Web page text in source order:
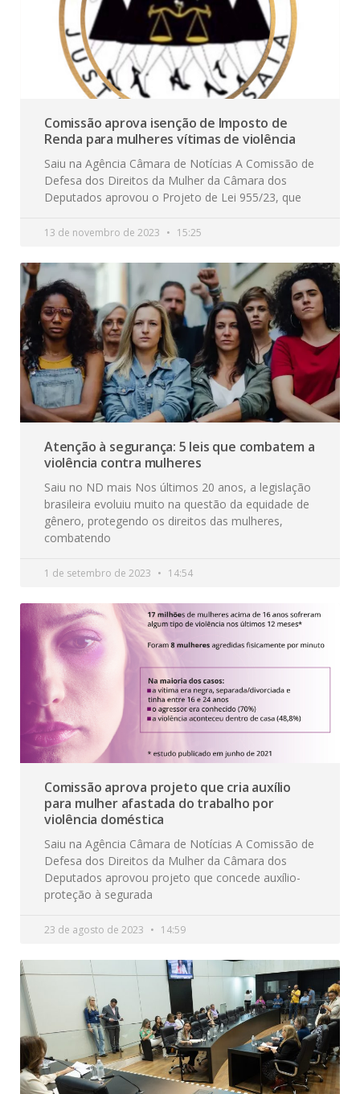
Comissão aprova isenção de Imposto de
Renda para mulheres vítimas de violência
Saiu na Agência Câmara de Notícias A Comissão de
Defesa dos Direitos da Mulher da Câmara dos
Deputados aprovou o Projeto de Lei 955/23, que
13 de novembro de 2023 15:25
Atenção à segurança: 5 leis que combatem a
violência contra mulheres
Saiu no ND mais Nos últimos 20 anos, a legislação
brasileira evoluiu muito na questão da equidade de
gênero, protegendo os direitos das mulheres,
combatendo
1 de setembro de 2023 14:54
Comissão aprova projeto que cria auxílio
para mulher afastada do trabalho por
violência doméstica
Saiu na Agência Câmara de Notícias A Comissão de
Defesa dos Direitos da Mulher da Câmara dos
Deputados aprovou projeto que concede auxílio-
proteção à segurada
23 de agosto de 2023 14:59